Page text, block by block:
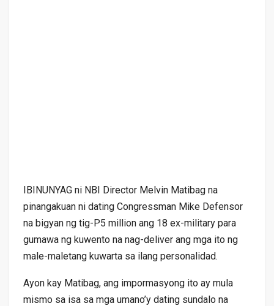
IBINUNYAG ni NBI Director Melvin Matibag na
pinangakuan ni dating Congressman Mike Defensor
na bigyan ng tig-P5 million ang 18 ex-military para
gumawa ng kuwento na nag-deliver ang mga ito ng
male-maletang kuwarta sa ilang personalidad.
Ayon kay Matibag, ang impormasyong ito ay mula
mismo sa isa sa mga umano’y dating sundalo na